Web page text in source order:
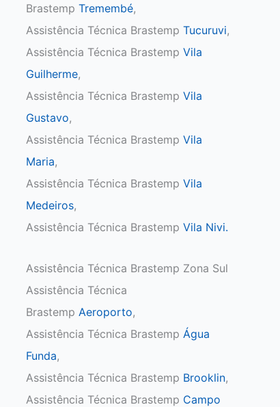
Brastemp Tremembé,
Assistência Técnica Brastemp Tucuruvi,
Assistência Técnica Brastemp Vila
Guilherme,
Assistência Técnica Brastemp Vila
Gustavo,
Assistência Técnica Brastemp Vila
Maria,
Assistência Técnica Brastemp Vila
Medeiros,
Assistência Técnica Brastemp Vila Nivi.
Assistência Técnica Brastemp Zona Sul
Assistência Técnica
Brastemp Aeroporto,
Assistência Técnica Brastemp Água
Funda,
Assistência Técnica Brastemp Brooklin,
Assistência Técnica Brastemp Campo